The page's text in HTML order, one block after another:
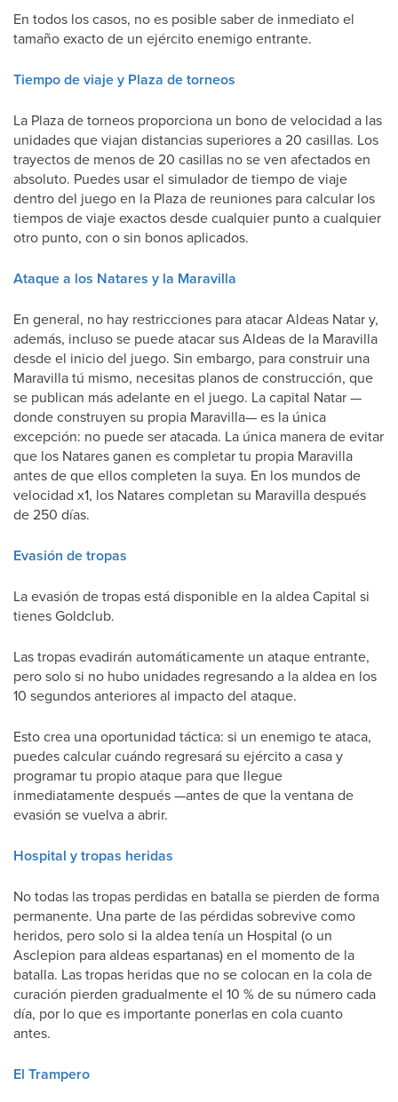
En todos los casos, no es posible saber de inmediato el
tamaño exacto de un ejército enemigo entrante.
Tiempo de viaje y Plaza de torneos
La Plaza de torneos proporciona un bono de velocidad a las
unidades que viajan distancias superiores a 20 casillas. Los
trayectos de menos de 20 casillas no se ven afectados en
absoluto. Puedes usar el simulador de tiempo de viaje
dentro del juego en la Plaza de reuniones para calcular los
tiempos de viaje exactos desde cualquier punto a cualquier
otro punto, con o sin bonos aplicados.
Ataque a los Natares y la Maravilla
En general, no hay restricciones para atacar Aldeas Natar y,
además, incluso se puede atacar sus Aldeas de la Maravilla
desde el inicio del juego. Sin embargo, para construir una
Maravilla tú mismo, necesitas planos de construcción, que
se publican más adelante en el juego. La capital Natar —
donde construyen su propia Maravilla— es la única
excepción: no puede ser atacada. La única manera de evitar
que los Natares ganen es completar tu propia Maravilla
antes de que ellos completen la suya. En los mundos de
velocidad x1, los Natares completan su Maravilla después
de 250 días.
Evasión de tropas
La evasión de tropas está disponible en la aldea Capital si
tienes Goldclub.
Las tropas evadirán automáticamente un ataque entrante,
pero solo si no hubo unidades regresando a la aldea en los
10 segundos anteriores al impacto del ataque.
Esto crea una oportunidad táctica: si un enemigo te ataca,
puedes calcular cuándo regresará su ejército a casa y
programar tu propio ataque para que llegue
inmediatamente después —antes de que la ventana de
evasión se vuelva a abrir.
Hospital y tropas heridas
No todas las tropas perdidas en batalla se pierden de forma
permanente. Una parte de las pérdidas sobrevive como
heridos, pero solo si la aldea tenía un Hospital (o un
Asclepion para aldeas espartanas) en el momento de la
batalla. Las tropas heridas que no se colocan en la cola de
curación pierden gradualmente el 10 % de su número cada
día, por lo que es importante ponerlas en cola cuanto
antes.
El Trampero